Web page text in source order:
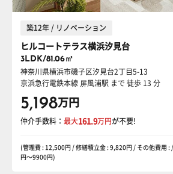
築12年 / リノベーション
ヒルコートテラス横浜汐見台
3LDK/81.06㎡
神奈川県横浜市磯子区汐見台2丁目5-13
京浜急行電鉄本線 屏風浦駅 まで 徒歩 13 分
5,198万円
仲介手数料： 最大161.9万円が不要!
(管理費 : 12,500円 / 修繕積立金 : 9,820円 / その他費用 :
円〜9900円)